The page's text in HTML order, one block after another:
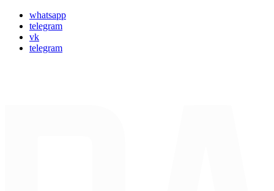
whatsapp
telegram
vk
telegram